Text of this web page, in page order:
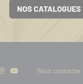
NOS CATALOGUES
Nous contacter